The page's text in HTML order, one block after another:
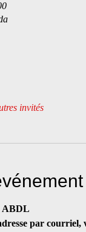
invités
ABDL
par courriel,